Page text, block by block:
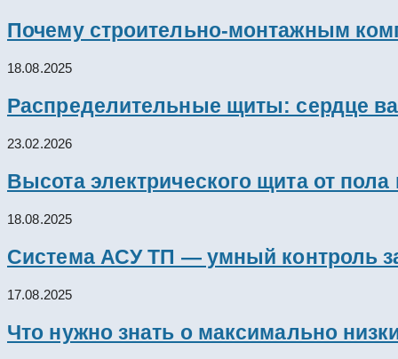
Почему строительно-монтажным
18.08.2025
Распределительные щиты: сердце
23.02.2026
Высота электрического щита от
18.08.2025
Система АСУ ТП — умный контроль
17.08.2025
Что нужно знать о максимально